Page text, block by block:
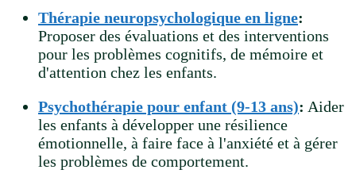
Thérapie neuropsychologique en ligne:
Proposer des évaluations et des interventions
pour les problèmes cognitifs, de mémoire et
d'attention chez les enfants.
Psychothérapie pour enfant (9-13 ans): Aider
les enfants à développer une résilience
émotionnelle, à faire face à l'anxiété et à gérer
les problèmes de comportement.